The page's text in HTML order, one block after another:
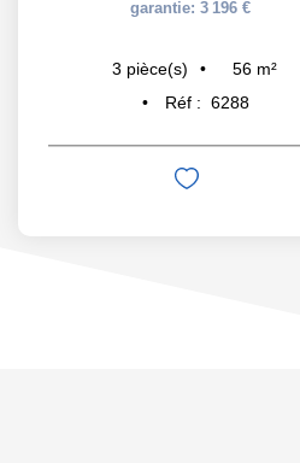
garantie: 3 196 €
3 pièce(s) 56 m²
Réf : 6288